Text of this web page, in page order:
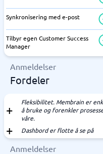
Synkronisering med e-post
Tilbyr egen Customer Success
Manager
Anmeldelser
Fordeler
Fleksibilitet. Membrain er
å bruke og forenkler
våre.
Dashbord er flotte å se på
Anmeldelser